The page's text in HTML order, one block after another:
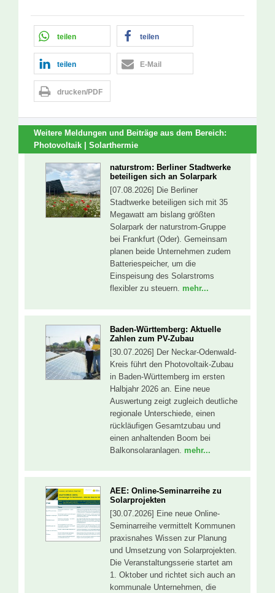
teilen teilen
teilen E-Mail
drucken/PDF
Weitere Meldungen und Beiträge aus dem Bereich:
Photovoltaik | Solarthermie
naturstrom: Berliner Stadtwerke
beteiligen sich an Solarpark
[07.08.2026] Die Berliner
Stadtwerke beteiligen sich mit 35
Megawatt am bislang größten
Solarpark der naturstrom-Gruppe
bei Frankfurt (Oder). Gemeinsam
planen beide Unternehmen zudem
Batteriespeicher, um die
Einspeisung des Solarstroms
flexibler zu steuern. mehr...
Baden-Württemberg: Aktuelle
Zahlen zum PV-Zubau
[30.07.2026] Der Neckar-Odenwald-
Kreis führt den Photovoltaik-Zubau
in Baden-Württemberg im ersten
Halbjahr 2026 an. Eine neue
Auswertung zeigt zugleich deutliche
regionale Unterschiede, einen
rückläufigen Gesamtzubau und
einen anhaltenden Boom bei
Balkonsolaranlagen. mehr...
AEE: Online-Seminarreihe zu
Solarprojekten
[30.07.2026] Eine neue Online-
Seminarreihe vermittelt Kommunen
praxisnahes Wissen zur Planung
und Umsetzung von Solarprojekten.
Die Veranstaltungsserie startet am
1. Oktober und richtet sich auch an
kommunale Unternehmen, die